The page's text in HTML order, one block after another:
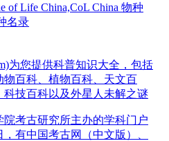
of Life China,CoL China 物种
名录
为您提供科普知识大全，包括
百科、植物百科、天文百
技百科以及外星人未解之谜
考古研究所主办的学科门户
有中国考古网（中文版）、